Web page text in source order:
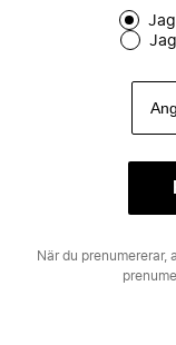
När du prenumererar,